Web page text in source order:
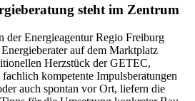
steht im Zentrum
der Energieagentur Regio Freiburg
auf dem Marktplatz
Herzstück der GETEC,
kompetente Impulsberatungen
auch spontan vor Ort, liefern die